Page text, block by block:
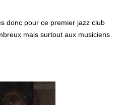
donc pour ce premier jazz club
mais surtout aux musiciens